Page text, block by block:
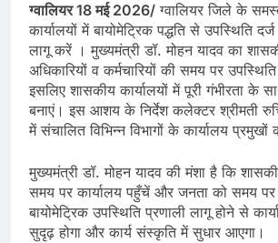
ग्वालियर 18 मई 2026/ ग्वालियर जिले के
कार्यालयों में बायोमेट्रिक पद्धति से उपस्थिति
लागू करें । मुख्यमंत्री डॉ. मोहन यादव का
अधिकारियों व कर्मचारियों की समय पर
इसलिए शासकीय कार्यालयों में पूरी गंभीरता के
बनाएं। इस आशय के निर्देश कलेक्टर श्रीमती
में संचालित विभिन्न विभागों के कार्यालय प्रमुखों
मुख्यमंत्री डॉ. मोहन यादव की मंशा है कि
समय पर कार्यालय पहुँचें और जनता को समय
बायोमेट्रिक उपस्थिति प्रणाली लागू होने से
सुदृढ़ होगा और कार्य संस्कृति में सुधार आएगा।